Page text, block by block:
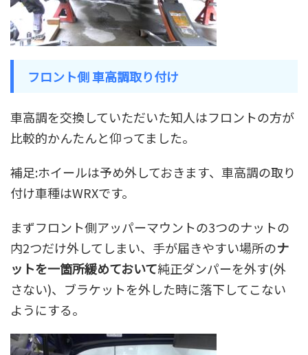
フロント側 車高調取り付け
車高調を交換していただいた知人はフロントの方が
比較的かんたんと仰ってました。
補足:ホイールは予め外しておきます、車高調の取り
付け車種はWRXです。
まずフロント側アッパーマウントの3つのナットの
内2つだけ外してしまい、 手が届きやすい場所のナ
ットを一箇所緩めておいて純正ダンパーを外す(外
さない)、ブラケットを外した時に落下してこない
ようにする。